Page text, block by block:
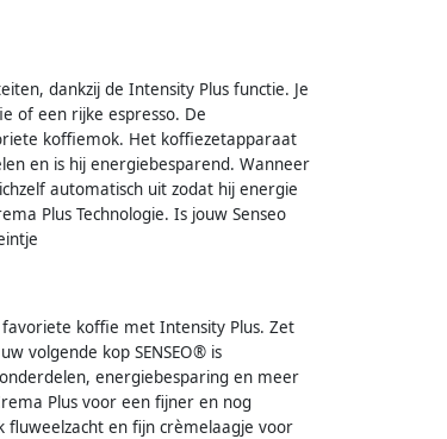
dankzij de Intensity Plus functie. Je
of een rijke espresso. De
koffiemok. Het koffiezetapparaat
en is hij energiebesparend. Wanneer
automatisch uit zodat hij energie
Plus Technologie. Is jouw Senseo
koffie met Intensity Plus. Zet
volgende kop SENSEO® is
energiebesparing en meer
Plus voor een fijner en nog
fluweelzacht en fijn crèmelaagje voor